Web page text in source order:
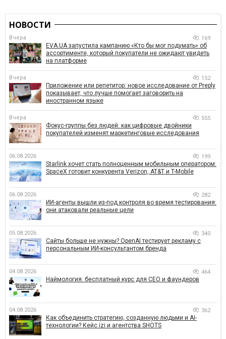
НОВОСТИ
Вчера 169
EVA.UA запустила кампанию «Кто бы мог подумать» об
ассортименте, который покупатели не ожидают увидеть
на платформе
Вчера 152
Приложение или репетитор: новое исследование от Preply
показывает, что лучше помогает заговорить на
иностранном языке
Вчера 555
Фокус-группы без людей: как цифровые двойники
покупателей изменят маркетинговые исследования
06.08.2026 199
Starlink хочет стать полноценным мобильным оператором:
SpaceX готовит конкурента Verizon, AT&T и T-Mobile
06.08.2026 282
ИИ-агенты вышли из-под контроля во время тестирования:
они атаковали реальные цели
05.08.2026 340
Сайты больше не нужны? OpenAI тестирует рекламу с
персональным ИИ-консультантом бренда
04.08.2026 464
Наймология: бесплатный курс для CEO и фаундеров
04.08.2026 362
Как объединить стратегию, созданную людьми и AI-
технологии? Кейс izi и агентства SHOTS